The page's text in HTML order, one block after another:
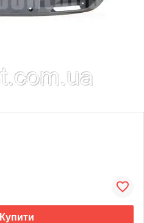
Купити